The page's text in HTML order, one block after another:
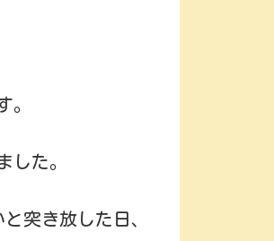
。
した。
突き放した日、